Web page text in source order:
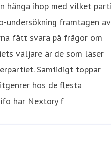
hänga ihop med vilket parti
undersökning framtagen av
fått svara på frågor om
väljare är de som läser
Samtidigt toppar
hos de flesta
har Nextory f